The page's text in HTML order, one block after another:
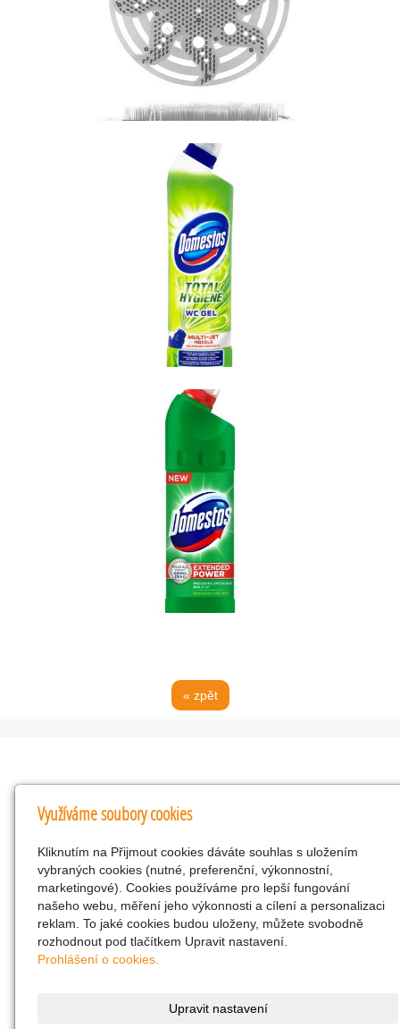
« zpět
Kontakty
KNK obchodní společnost s r.o.
Komenského 127, Žacléř, 542 01 Číslo účtu:
286293602/0300
25298518
CZ25298518
info@drogerienacestach.cz
Využíváme soubory cookies
Kliknutím na Přijmout cookies dáváte souhlas s uložením
vybraných cookies (nutné, preferenční, výkonnostní,
marketingové). Cookies používáme pro lepší fungování
našeho webu, měření jeho výkonnosti a cílení a personalizaci
reklam. To jaké cookies budou uloženy, můžete svobodně
rozhodnout pod tlačítkem Upravit nastavení.
Prohlášení o cookies.
Upravit nastavení